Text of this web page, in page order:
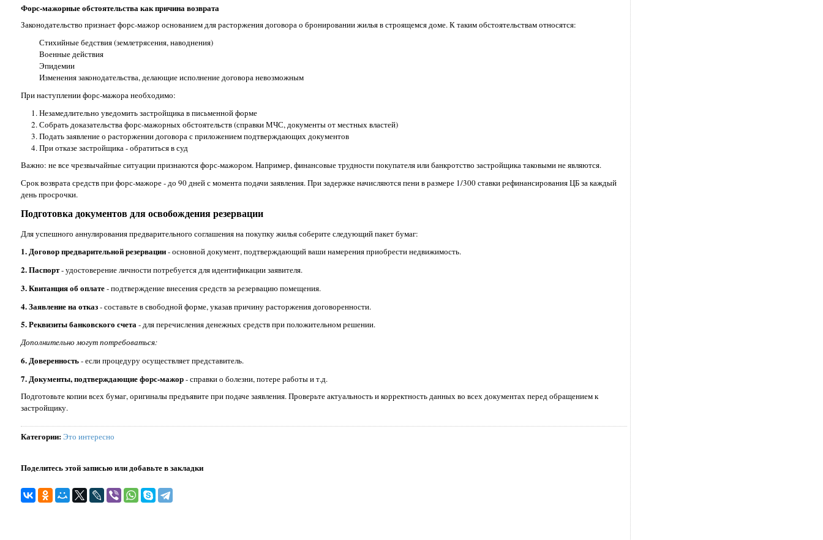
Форс-мажорные обстоятельства как причина возврата
Законодательство признает форс-мажор основанием для расторжения договора о бронировании жилья в строящемся доме. К таким обстоятельствам относятся:
Стихийные бедствия (землетрясения, наводнения)
Военные действия
Эпидемии
Изменения законодательства, делающие исполнение договора невозможным
При наступлении форс-мажора необходимо:
Незамедлительно уведомить застройщика в письменной форме
Собрать доказательства форс-мажорных обстоятельств (справки МЧС, документы от местных властей)
Подать заявление о расторжении договора с приложением подтверждающих документов
При отказе застройщика - обратиться в суд
Важно: не все чрезвычайные ситуации признаются форс-мажором. Например, финансовые трудности покупателя или банкротство застройщика таковыми не являются.
Срок возврата средств при форс-мажоре - до 90 дней с момента подачи заявления. При задержке начисляются пени в размере 1/300 ставки рефинансирования ЦБ за каждый
день просрочки.
Подготовка документов для освобождения резервации
Для успешного аннулирования предварительного соглашения на покупку жилья соберите следующий пакет бумаг:
1. Договор предварительной резервации- основной документ, подтверждающий ваши намерения приобрести недвижимость.
2. Паспорт- удостоверение личности потребуется для идентификации заявителя.
3. Квитанция об оплате- подтверждение внесения средств за резервацию помещения.
4. Заявление на отказ- составьте в свободной форме, указав причину расторжения договоренности.
5. Реквизиты банковского счета- для перечисления денежных средств при положительном решении.
Дополнительно могут потребоваться:
6. Доверенность- если процедуру осуществляет представитель.
7. Документы, подтверждающие форс-мажор- справки о болезни, потере работы и т.д.
Подготовьте копии всех бумаг, оригиналы предъявите при подаче заявления. Проверьте актуальность и корректность данных во всех документах перед обращением к
застройщику.
Категории:Это интересно
Поделитесь этой записью или добавьте в закладки